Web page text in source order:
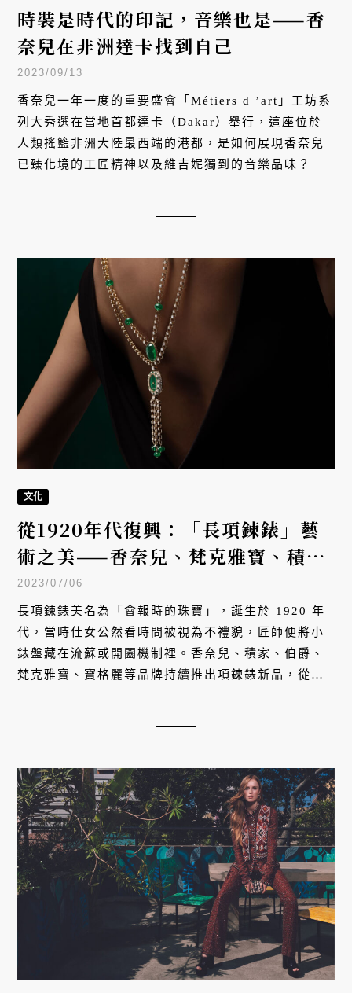
時裝是時代的印記，音樂也是——香
奈兒在非洲達卡找到自己
2023/09/13
香奈兒一年一度的重要盛會「Métiers d ’art」工坊系
列大秀選在當地首都達卡（Dakar）舉行，這座位於
人類搖籃非洲大陸最西端的港都，是如何展現香奈兒
已臻化境的工匠精神以及維吉妮獨到的音樂品味？
文化
從1920年代復興：「長項鍊錶」藝
術之美——香奈兒、梵克雅寶、積家
的報時美學
2023/07/06
長項鍊錶美名為「會報時的珠寶」，誕生於 1920 年
代，當時仕女公然看時間被視為不禮貌，匠師便將小
錶盤藏在流蘇或開闔機制裡。香奈兒、積家、伯爵、
梵克雅寶、寶格麗等品牌持續推出項鍊錶新品，從獅